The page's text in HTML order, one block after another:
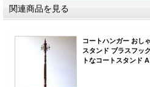
関連商品を見る
コートハンガー おし
スタンド ブラスフッ
トなコートスタンド